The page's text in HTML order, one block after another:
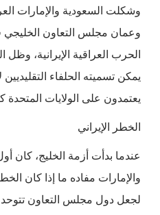
وشكلت السعودية والإمارات
الحرب العراقية الإيرانية،
يمكن تسميته الحلفاء
يعتمدون على الولايات المتحدة
الخطر الإيراني
عندما بدأت أزمة الخليج، كان
والإمارات مفاده ما إذا كان
لجعل دول مجلس التعاون تتوحد